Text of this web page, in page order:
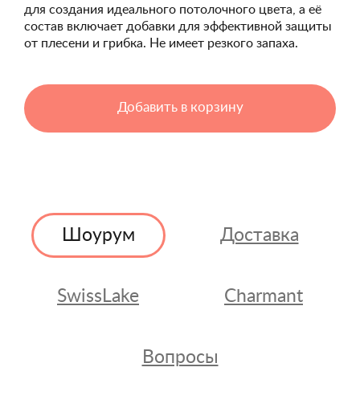
для создания идеального потолочного цвета, а её
состав включает добавки для эффективной защиты
от плесени и грибка. Не имеет резкого запаха.
Добавить в корзину
Шоурум Доставка
SwissLake Charmant
Вопросы